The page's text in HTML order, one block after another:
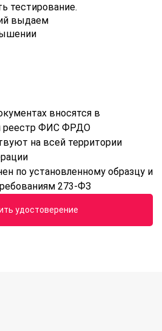
тестирование.
выдаем
вносятся в
реестр ФИС ФРДО
на всей территории
по установленному образцу и
273-ФЗ
удостоверение